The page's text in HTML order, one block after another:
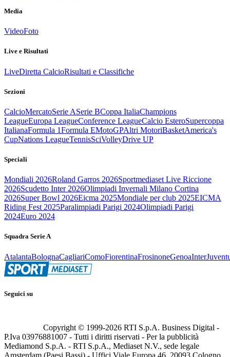
Media
VideoFoto
Live e Risultati
LiveDiretta CalcioRisultati e Classifiche
Sezioni
CalcioMercatoSerie ASerie BCoppa ItaliaChampions
LeagueEuropa LeagueConference LeagueCalcio EsteroSupercoppa
ItalianaFormula 1Formula EMotoGPAltri MotoriBasketAmerica's
CupNations LeagueTennisSciVolleyDrive UP
Speciali
Mondiali 2026Roland Garros 2026Sportmediaset Live Riccione
2026Scudetto Inter 2026Olimpiadi Invernali Milano Cortina
2026Super Bowl 2026Eicma 2025Mondiale per club 2025EICMA
Riding Fest 2025Paralimpiadi Parigi 2024Olimpiadi Parigi
2024Euro 2024
Squadra Serie A
AtalantaBolognaCagliariComoFiorentinaFrosinoneGenoaInter
Seguici su
Copyright © 1999-2026 RTI S.p.A. Business Digital -
P.Iva 03976881007 - Tutti i diritti riservati - Per la pubblicità
Mediamond S.p.A. - RTI S.p.A., Mediaset N.V., sede legale
Amsterdam (Paesi Bassi) - Uffici Viale Europa 46, 20093 Cologno